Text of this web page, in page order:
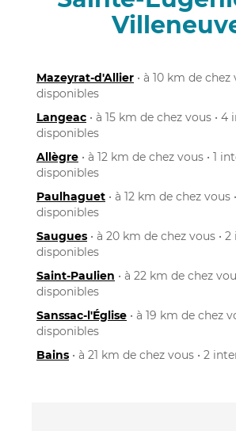
Mazeyrat-d'Allier • à 10 km de
disponibles
Langeac • à 15 km de chez vous •
disponibles
Allègre • à 12 km de chez vous • 1
disponibles
Paulhaguet • à 12 km de chez vous
disponibles
Saugues • à 20 km de chez vous •
disponibles
Saint-Paulien • à 22 km de chez
disponibles
Sanssac-l'Église • à 19 km de chez
disponibles
Bains • à 21 km de chez vous • 2